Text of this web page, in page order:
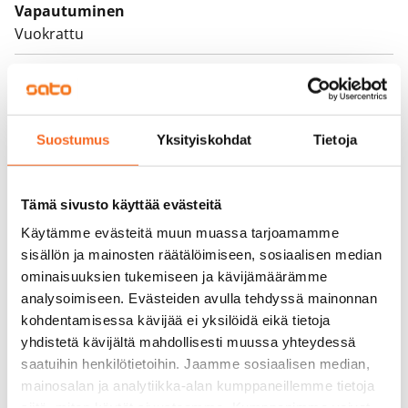
Suostumus Yksityiskohdat Tietoja
Tämä sivusto käyttää evästeitä
Käytämme evästeitä muun muassa tarjoamamme
sisällön ja mainosten räätälöimiseen, sosiaalisen median
ominaisuuksien tukemiseen ja kävijämäärämme
analysoimiseen. Evästeiden avulla tehdyssä mainonnan
kohdentamisessa kävijää ei yksilöidä eikä tietoja
yhdistetä kävijältä mahdollisesti muussa yhteydessä
saatuihin henkilötietoihin. Jaamme sosiaalisen median,
mainosalan ja analytiikka-alan kumppaneillemme tietoja
Vapautuminen
Vuokrattu
Ei
Vuokra
Vuokravakuus
0 €, (yrityksille min. 1 kk vuokra)
Kotivakuutus
Pakollinen, ei sisälly vuokraan
Vesimaksu
27 €/hlö/kk
Sähkömaksu
Vuokralainen solmii itse sähkösopimuksen.